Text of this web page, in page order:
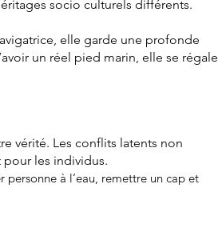
socio culturels différents.
elle garde une profonde
un réel pied marin, elle se régale
vérité. Les conflits latents non
pour les individus.
à l’eau, remettre un cap et